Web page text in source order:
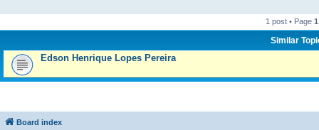
1 post • Page 1
Similar
Edson Henrique Lopes Pereira
Board index